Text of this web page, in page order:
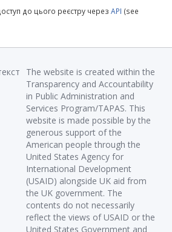
до цього реєстру через API (see
The website is created within the
Transparency and Accountability
in Public Administration and
Services Program/TAPAS. This
website is made possible by the
generous support of the
American people through the
United States Agency for
International Development
(USAID) alongside UK aid from
the UK government. The
contents do not necessarily
reflect the views of USAID or the
United States Government and